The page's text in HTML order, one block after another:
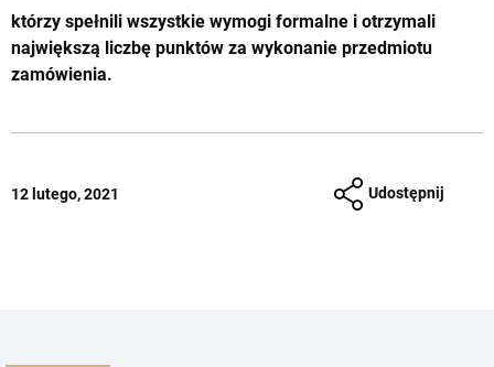
którzy spełnili wszystkie wymogi formalne i otrzymali
największą liczbę punktów za wykonanie przedmiotu
zamówienia.
12 lutego, 2021 Udostępnij